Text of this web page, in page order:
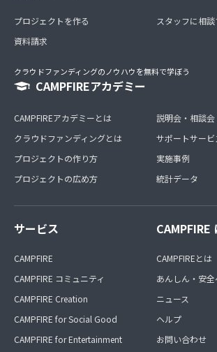
プロジェクトを作る
資料請求
スタッフに相談
クラウドファンディングのノウハウを無料で学ぼう
CAMPFIREアカデミー
CAMPFIREアカデミーとは
クラウドファンディングとは
プロジェクトの作り方
プロジェクトの広め方
説明会・相談会
サポートサービ
実施事例
統計データ
サービス
CAMPFIRE
CAMPFIRE コミュニティ
CAMPFIRE Creation
CAMPFIRE for Social Good
CAMPFIRE for Entertainment
CAMPFIRE
CAMPFIREとは
あんしん・安
ニュース
ヘルプ
お問い合わせ